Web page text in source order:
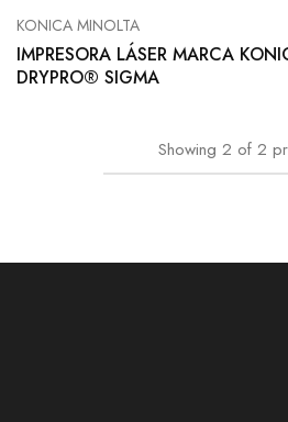
KONICA MINOLTA
IMPRESORA LÁSER MARCA
DRYPRO® SIGMA
Showing 2 of 2